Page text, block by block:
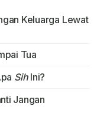
Keluarga Lewat
Tua
SihIni?
Jangan